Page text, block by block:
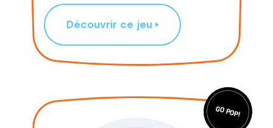
Découvrir ce jeu
GO POP!